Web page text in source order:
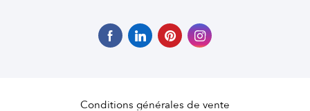
Conditions générales de vente